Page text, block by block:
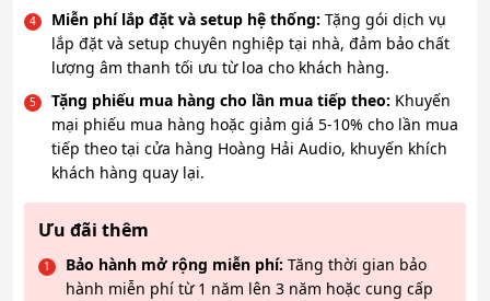
Miễn phí lắp đặt và setup hệ thống: Tặng gói dịch vụ
lắp đặt và setup chuyên nghiệp tại nhà, đảm bảo chất
lượng âm thanh tối ưu từ loa cho khách hàng.
Tặng phiếu mua hàng cho lần mua tiếp theo: Khuyến
mại phiếu mua hàng hoặc giảm giá 5-10% cho lần mua
tiếp theo tại cửa hàng Hoàng Hải Audio, khuyến khích
khách hàng quay lại.
Ưu đãi thêm
Bảo hành mở rộng miễn phí: Tăng thời gian bảo
hành miễn phí từ 1 năm lên 3 năm hoặc cung cấp